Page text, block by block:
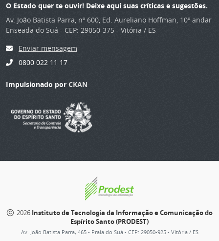
O Estado quer te ouvir! Deixe aqui suas críticas e sugestões.
Av. João Batista Parra, nº 600, Ed. Aureliano Hoffman, 10º andar
Enseada do Suá - CEP: 29050-375 - Vitória / ES
Enviar mensagem
0800 022 11 17
Impulsionado por CKAN
2026 Instituto de Tecnologia da Informação e Comunicação do
Espírito Santo (PRODEST)
Av. João Batista Parra, 465 - Praia do Suá - CEP: 29050-925 - Vitória / ES